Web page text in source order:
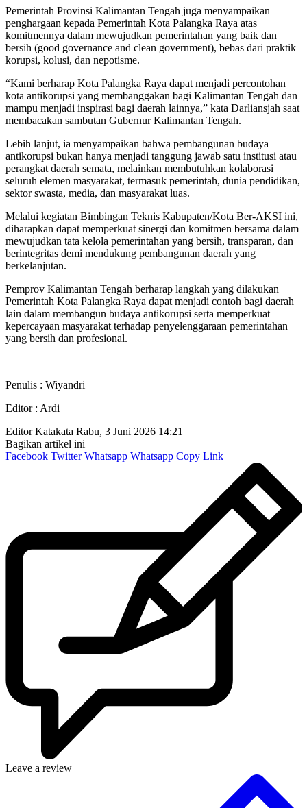
Pemerintah Provinsi Kalimantan Tengah juga menyampaikan
penghargaan kepada Pemerintah Kota Palangka Raya atas
komitmennya dalam mewujudkan pemerintahan yang baik dan
bersih (good governance and clean government), bebas dari praktik
korupsi, kolusi, dan nepotisme.
“Kami berharap Kota Palangka Raya dapat menjadi percontohan
kota antikorupsi yang membanggakan bagi Kalimantan Tengah dan
mampu menjadi inspirasi bagi daerah lainnya,” kata Darliansjah saat
membacakan sambutan Gubernur Kalimantan Tengah.
Lebih lanjut, ia menyampaikan bahwa pembangunan budaya
antikorupsi bukan hanya menjadi tanggung jawab satu institusi atau
perangkat daerah semata, melainkan membutuhkan kolaborasi
seluruh elemen masyarakat, termasuk pemerintah, dunia pendidikan,
sektor swasta, media, dan masyarakat luas.
Melalui kegiatan Bimbingan Teknis Kabupaten/Kota Ber-AKSI ini,
diharapkan dapat memperkuat sinergi dan komitmen bersama dalam
mewujudkan tata kelola pemerintahan yang bersih, transparan, dan
berintegritas demi mendukung pembangunan daerah yang
berkelanjutan.
Pemprov Kalimantan Tengah berharap langkah yang dilakukan
Pemerintah Kota Palangka Raya dapat menjadi contoh bagi daerah
lain dalam membangun budaya antikorupsi serta memperkuat
kepercayaan masyarakat terhadap penyelenggaraan pemerintahan
yang bersih dan profesional.
Penulis : Wiyandri
Editor : Ardi
Editor Katakata Rabu, 3 Juni 2026 14:21
Bagikan artikel ini
Facebook Twitter Whatsapp Whatsapp Copy Link
Leave a review